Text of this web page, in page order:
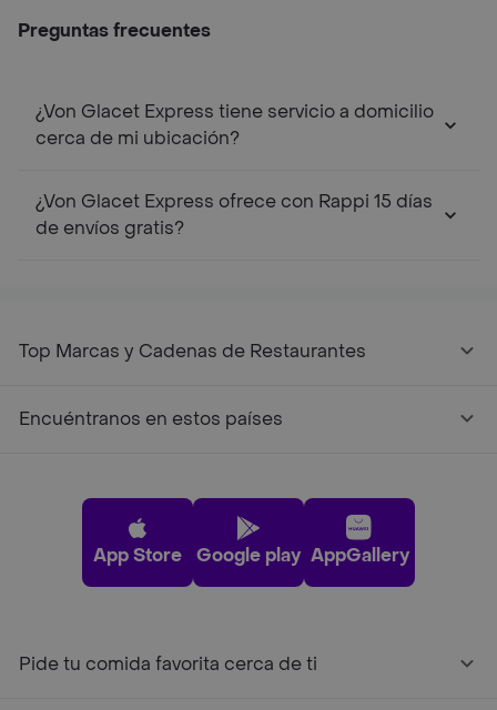
Preguntas frecuentes
¿Von Glacet Express tiene servicio a domicilio
cerca de mi ubicación?
¿Von Glacet Express ofrece con Rappi 15 días
de envíos gratis?
Top Marcas y Cadenas de Restaurantes
Encuéntranos en estos países
App Store Google play AppGallery
Pide tu comida favorita cerca de ti